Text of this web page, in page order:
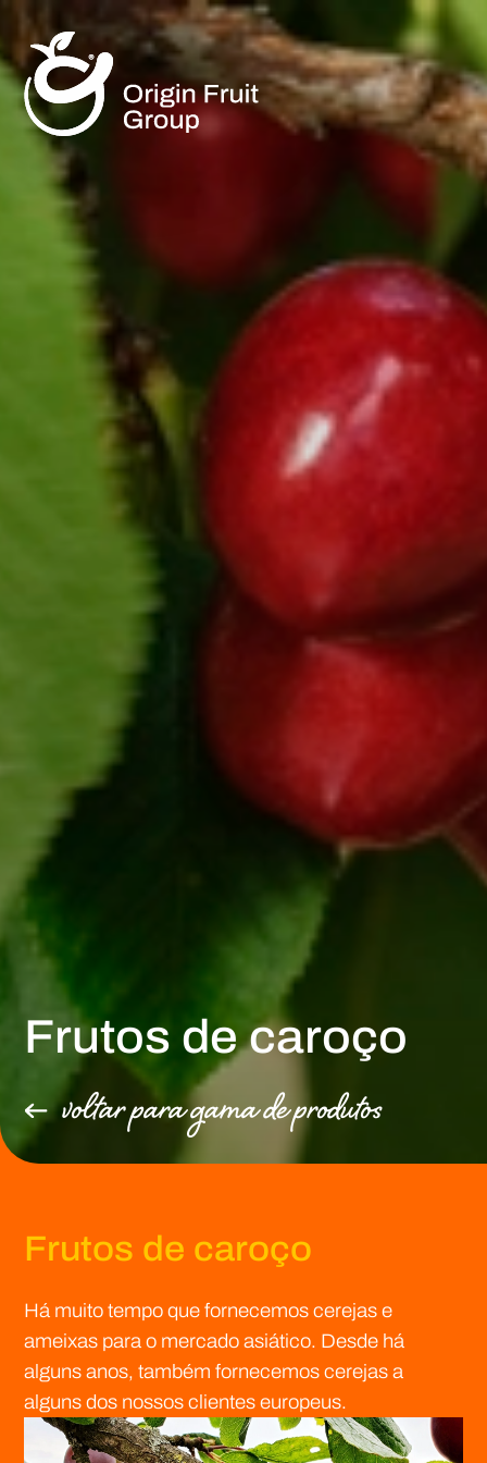
Frutos de caroço
voltar para gama de produtos
Frutos de caroço
Há muito tempo que fornecemos cerejas e
ameixas para o mercado asiático. Desde há
alguns anos, também fornecemos cerejas a
alguns dos nossos clientes europeus.